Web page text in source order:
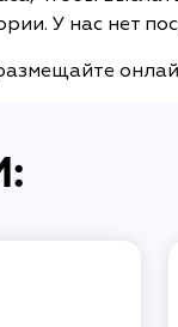
У нас нет